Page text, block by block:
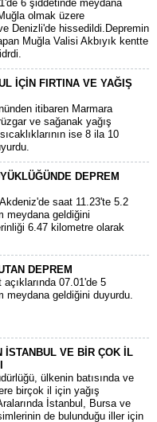
6 şiddetinde meydana
olmak üzere
Denizli'de hissedildi.Depremin
Muğla Valisi Akbıyık kentte
İÇİN FIRTINA VE YAĞIŞ
itibaren Marmara
ve sağanak yağış
ise 8 ila 10
DEPREM
saat 11.23'te 5.2
meydana geldiğini
6.47 kilometre olarak
DEPREM
07.01'de 5
meydana geldiğini duyurdu.
İSTANBUL VE BİR ÇOK İL
ülkenin batısında ve
birçok il için yağış
İstanbul, Bursa ve
de bulunduğu iller için